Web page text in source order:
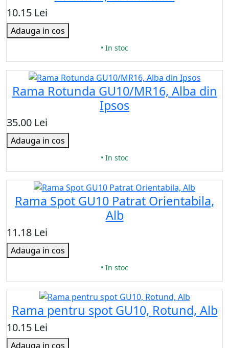
10.15 Lei
Adauga in cos
• In stoc
Rama Rotunda GU10/MR16, Alba din
Ipsos
35.00 Lei
Adauga in cos
• In stoc
Rama Spot GU10 Patrat Orientabila,
Alb
11.18 Lei
Adauga in cos
• In stoc
Rama pentru spot GU10, Rotund, Alb
10.15 Lei
Adauga in cos